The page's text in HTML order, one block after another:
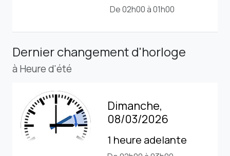
De 02h00 à 01h00
Dernier changement d'horloge
à Heure d'été
Dimanche,
08/03/2026
1 heure adelante